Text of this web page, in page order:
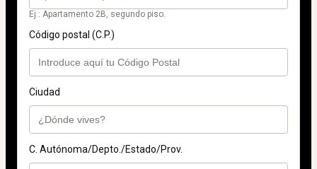
Ej.: Apartamento 2B, segundo piso.
Código postal (C.P.)
Ciudad
C. Autónoma/Depto./Estado/Prov.